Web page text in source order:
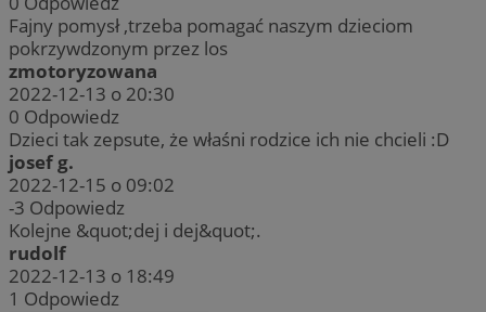
Fajny pomysł ,trzeba pomagać naszym dzieciom
pokrzywdzonym przez los
zmotoryzowana
2022-12-13 o 20:30
0 Odpowiedz
Dzieci tak zepsute, że właśni rodzice ich nie chcieli :D
josef g.
2022-12-15 o 09:02
-3 Odpowiedz
Kolejne &quot;dej i dej&quot;.
rudolf
2022-12-13 o 18:49
1 Odpowiedz